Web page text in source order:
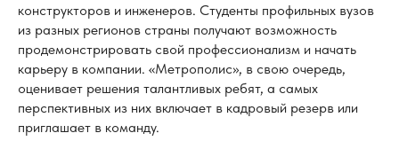
конструкторов и инженеров. Студенты профильных вузов
из разных регионов страны получают возможность
продемонстрировать свой профессионализм и начать
карьеру в компании. «Метрополис», в свою очередь,
оценивает решения талантливых ребят, а самых
перспективных из них включает в кадровый резерв или
приглашает в команду.